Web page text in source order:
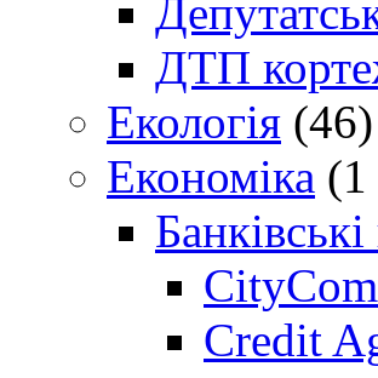
ДТП
Екологія (46)
Економіка (1
Credit